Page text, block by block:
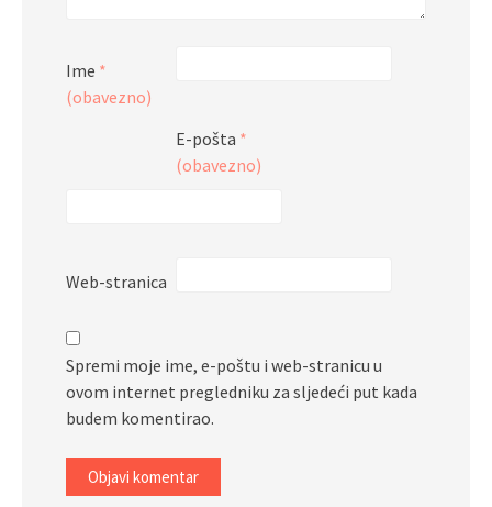
Ime *
(obavezno)
E-pošta *
(obavezno)
Web-stranica
Spremi moje ime, e-poštu i web-stranicu u
ovom internet pregledniku za sljedeći put kada
budem komentirao.